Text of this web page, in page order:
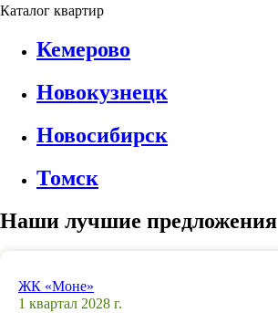
Каталог квартир
Кемерово
Новокузнецк
Новосибирск
Томск
Наши лучшие предложения
ЖК «Моне»
1 квартал 2028 г.